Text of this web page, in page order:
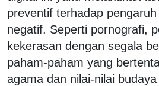
preventif terhadap
negatif. Seperti pornografi,
kekerasan dengan segala
paham-paham yang
agama dan nilai-nilai